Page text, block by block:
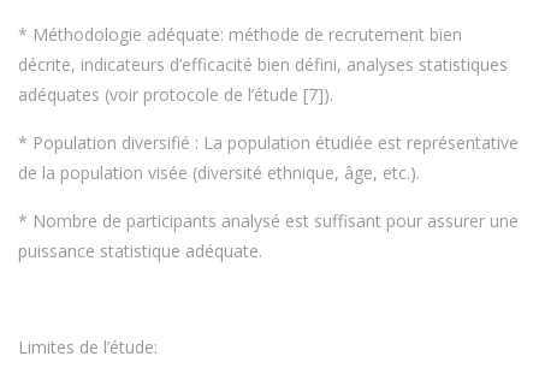
* Méthodologie adéquate: méthode de recrutement bien
décrite, indicateurs d’efficacité bien défini, analyses statistiques
adéquates (voir protocole de l’étude [7]).
* Population diversifié : La population étudiée est représentative
de la population visée (diversité ethnique, âge, etc.).
* Nombre de participants analysé est suffisant pour assurer une
puissance statistique adéquate.
Limites de l’étude: